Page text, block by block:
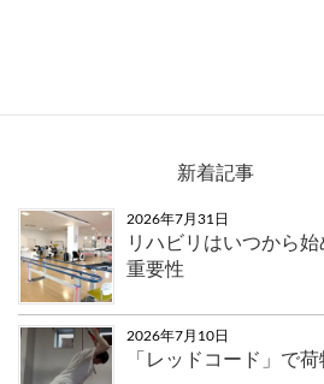
新着記事
2026年7月31日
リハビリはいつから
重要性
2026年7月10日
「レッドコード」で